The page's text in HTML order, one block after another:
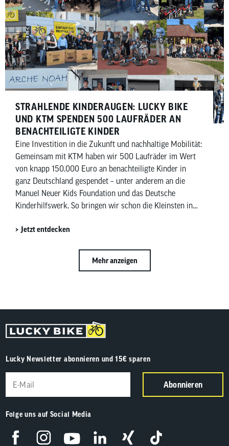
STRAHLENDE KINDERAUGEN: LUCKY BIKE
UND KTM SPENDEN 500 LAUFRÄDER AN
BENACHTEILIGTE KINDER
Eine Investition in die Zukunft und nachhaltige Mobilität:
Gemeinsam mit KTM haben wir 500 Laufräder im Wert
von knapp 150.000 Euro an benachteiligte Kinder in
ganz Deutschland gespendet – unter anderem an die
Manuel Neuer Kids Foundation und das Deutsche
Kinderhilfswerk. So bringen wir schon die Kleinsten in
Jetzt entdecken
Mehr anzeigen
Lucky Newsletter abonnieren und 15€ sparen
Abonnieren
Folge uns auf Social Media